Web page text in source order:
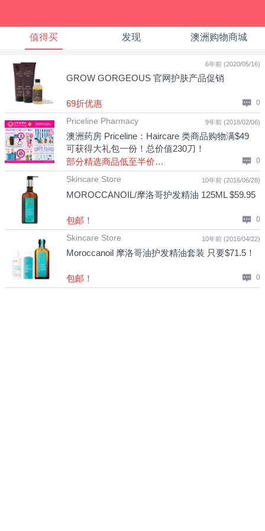
值得买 发现 澳洲购物商城
6年前 (2020/05/16)
GROW GORGEOUS 官网护肤产品促销
69折优惠 0
9年前 (2018/02/06)
Priceline Pharmacy
澳洲药房 Priceline：Haircare 类商品购物满$49
可获得大礼包一份！总价值230刀！
部分精选商品低至半价优惠！
0
10年前 (2016/06/28)
Skincare Store
MOROCCANOIL/摩洛哥护发精油 125ML $59.95
包邮！ 0
10年前 (2016/04/22)
Skincare Store
Moroccanoil 摩洛哥油护发精油套装 只要$71.5！
包邮！ 0